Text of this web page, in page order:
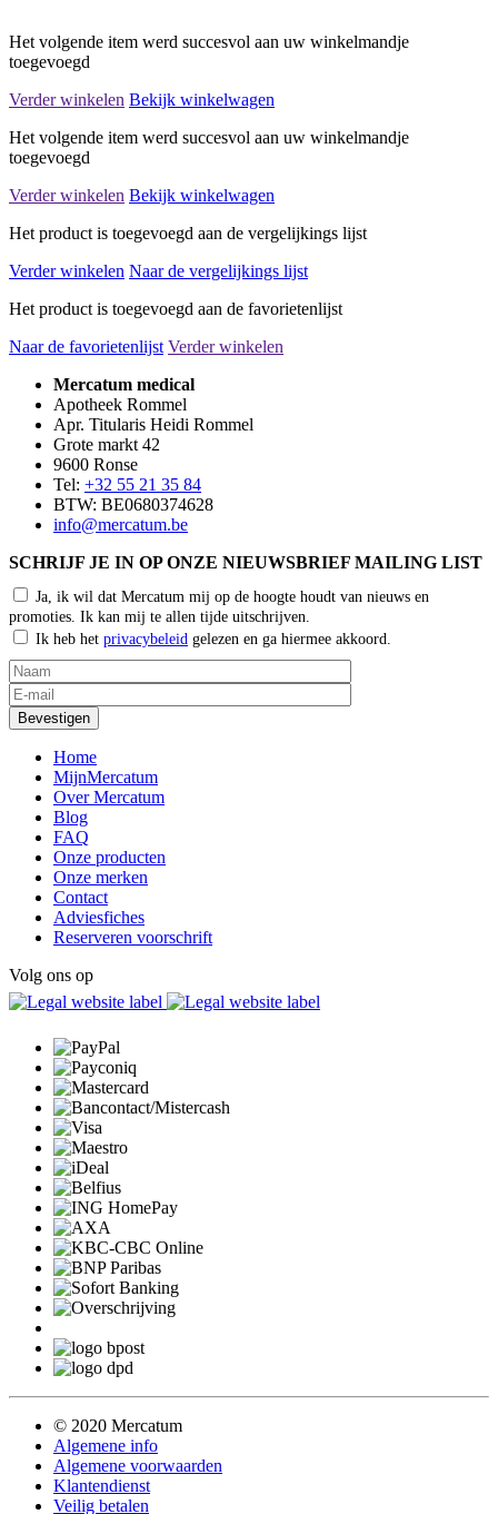
Het volgende item werd succesvol aan uw winkelmandje
toegevoegd
Verder winkelen Bekijk winkelwagen
Het volgende item werd succesvol aan uw winkelmandje
toegevoegd
Verder winkelen Bekijk winkelwagen
Het product is toegevoegd aan de vergelijkings lijst
Verder winkelen Naar de vergelijkings lijst
Het product is toegevoegd aan de favorietenlijst
Naar de favorietenlijst Verder winkelen
Mercatum medical
Apotheek Rommel
Apr. Titularis Heidi Rommel
Grote markt 42
9600 Ronse
Tel: +32 55 21 35 84
BTW: BE0680374628
info@mercatum.be
SCHRIJF JE IN OP ONZE NIEUWSBRIEF MAILING LIST
Ja, ik wil dat Mercatum mij op de hoogte houdt van nieuws en
promoties. Ik kan mij te allen tijde uitschrijven.
Ik heb het privacybeleid gelezen en ga hiermee akkoord.
Home
MijnMercatum
Over Mercatum
Blog
FAQ
Onze producten
Onze merken
Contact
Adviesfiches
Reserveren voorschrift
Volg ons op
© 2020 Mercatum
Algemene info
Algemene voorwaarden
Klantendienst
Veilig betalen